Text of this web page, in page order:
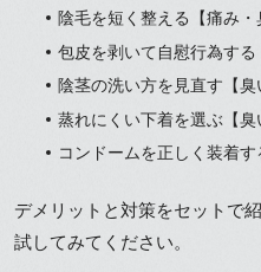
陰毛を短く整える【痛み・
包皮を剥いて自慰行為する
陰茎の洗い方を見直す【臭
蒸れにくい下着を選ぶ【臭
コンドームを正しく装着す
デメリットと対策をセットで
試してみてください。